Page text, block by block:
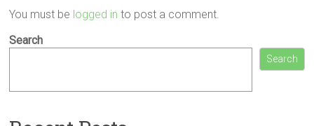
You must be logged in to post a comment.
Search
Search